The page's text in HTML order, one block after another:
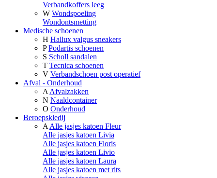
Verbandkoffers leeg
W Wondspoeling
Wondontsmetting
Medische schoenen
H Hallux valgus sneakers
P Podartis schoenen
S Scholl sandalen
T Tecnica schoenen
V Verbandschoen post operatief
Afval - Onderhoud
A Afvalzakken
N Naaldcontainer
O Onderhoud
Beroepskledij
A Alle jasjes katoen Fleur
Alle jasjes katoen Livia
Alle jasjes katoen Floris
Alle jasjes katoen Livio
Alle jasjes katoen Laura
Alle jasjes katoen met rits